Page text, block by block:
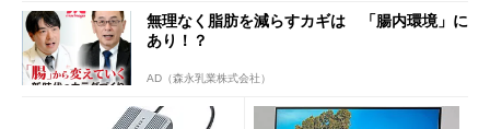
無理なく脂肪を減らすカギは 「腸内環境」に
あり！？
AD（森永乳業株式会社）